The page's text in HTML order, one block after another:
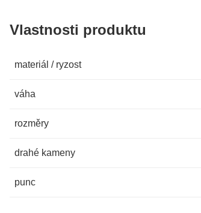
Vlastnosti produktu
materiál / ryzost
váha
rozměry
drahé kameny
punc